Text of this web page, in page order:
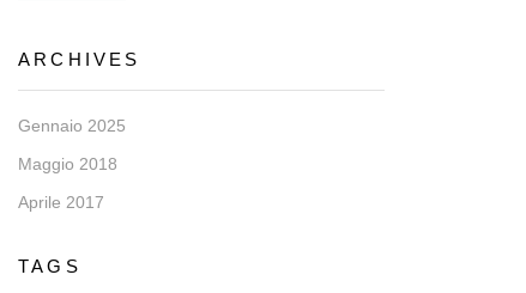
ARCHIVES
Gennaio 2025
Maggio 2018
Aprile 2017
TAGS